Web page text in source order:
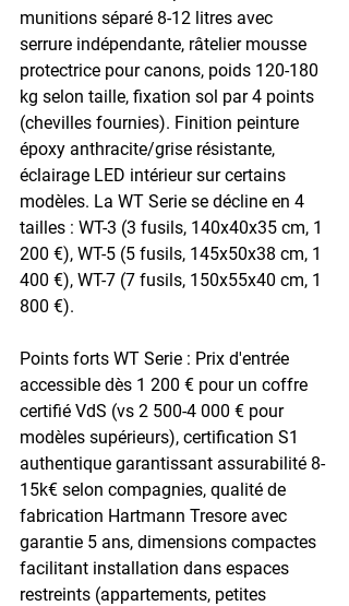
munitions séparé 8-12 litres avec
serrure indépendante, râtelier mousse
protectrice pour canons, poids 120-180
kg selon taille, fixation sol par 4 points
(chevilles fournies). Finition peinture
époxy anthracite/grise résistante,
éclairage LED intérieur sur certains
modèles. La WT Serie se décline en 4
tailles : WT-3 (3 fusils, 140x40x35 cm, 1
200 €), WT-5 (5 fusils, 145x50x38 cm, 1
400 €), WT-7 (7 fusils, 150x55x40 cm, 1
800 €).
Points forts WT Serie : Prix d'entrée
accessible dès 1 200 € pour un coffre
certifié VdS (vs 2 500-4 000 € pour
modèles supérieurs), certification S1
authentique garantissant assurabilité 8-
15k€ selon compagnies, qualité de
fabrication Hartmann Tresore avec
garantie 5 ans, dimensions compactes
facilitant installation dans espaces
restreints (appartements, petites